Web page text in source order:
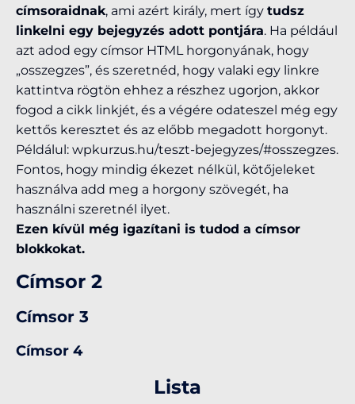
címsoraidnak, ami azért király, mert így tudsz
linkelni egy bejegyzés adott pontjára. Ha például
azt adod egy címsor HTML horgonyának, hogy
„osszegzes”, és szeretnéd, hogy valaki egy linkre
kattintva rögtön ehhez a részhez ugorjon, akkor
fogod a cikk linkjét, és a végére odateszel még egy
kettős keresztet és az előbb megadott horgonyt.
Példálul: wpkurzus.hu/teszt-bejegyzes/#osszegzes.
Fontos, hogy mindig ékezet nélkül, kötőjeleket
használva add meg a horgony szövegét, ha
használni szeretnél ilyet.
Ezen kívül még igazítani is tudod a címsor
blokkokat.
Címsor 2
Címsor 3
Címsor 4
Lista